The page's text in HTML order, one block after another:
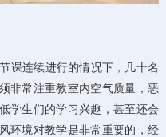
课连续进行的情况下，几十名
非常注重教室内空气质量，恶
学生们的学习兴趣，甚至还会
环境对教学是非常重要的，经